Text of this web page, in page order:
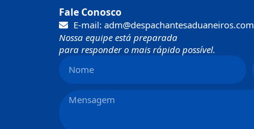
Fale Conosco
E-mail: adm@despachantesaduaneiros.com
Nossa equipe está preparada
para responder o mais rápido possível.